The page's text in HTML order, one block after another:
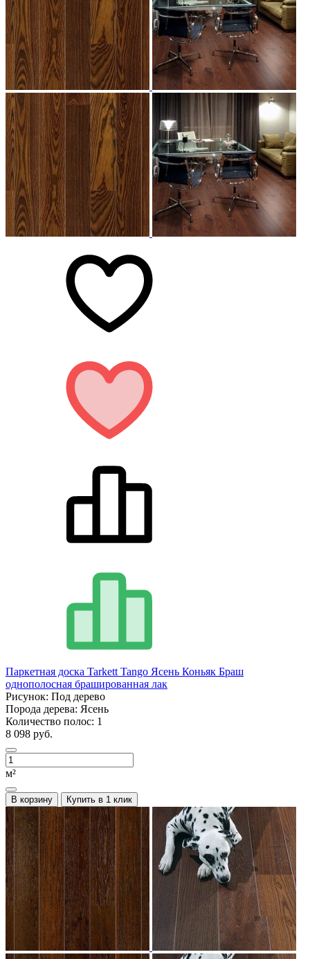
Паркетная доска Tarkett Tango Ясень Коньяк Браш
однополосная брашированная лак
Рисунок: Под дерево
Порода дерева: Ясень
Количество полос: 1
8 098 руб.
м²
В корзину Купить в 1 клик